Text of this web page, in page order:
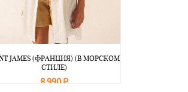
JAMES (ФРАНЦИЯ) (В МОРСКОМ
СТИЛЕ)
8 990 Р